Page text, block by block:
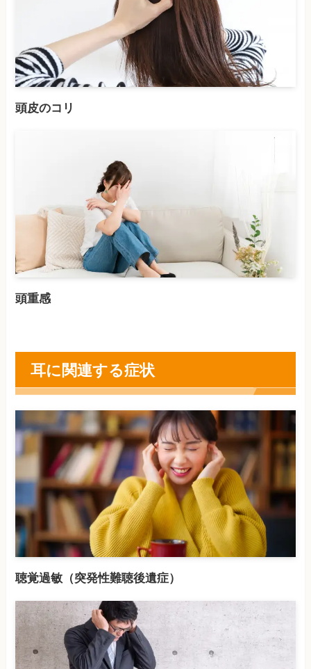
頭皮のコリ
頭重感
耳に関連する症状
聴覚過敏（突発性難聴後遺症）